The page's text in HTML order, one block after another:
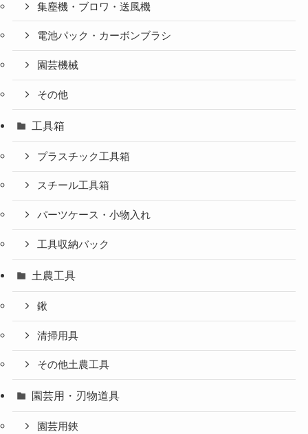
集塵機・ブロワ・送風機
電池パック・カーボンブラシ
園芸機械
その他
工具箱
プラスチック工具箱
スチール工具箱
パーツケース・小物入れ
工具収納バック
土農工具
鍬
清掃用具
その他土農工具
園芸用・刃物道具
園芸用鋏